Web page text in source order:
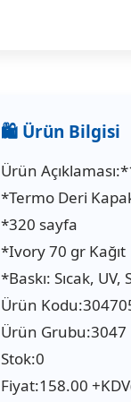
Ürün
*Termo Deri
*320 sayfa
*Ivory 70 gr Kağıt
*Baskı: Sıcak,
Ürün
Ürün Grubu:3047
Stok:0
Fiyat:158.00